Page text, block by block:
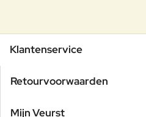
Klantenservice
Retourvoorwaarden
Mijn Veurst